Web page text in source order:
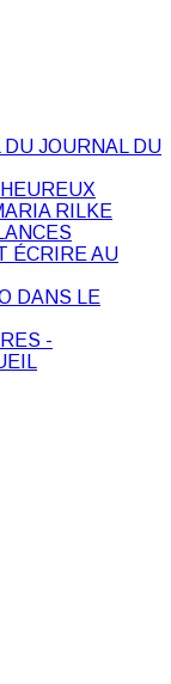
JOURNAL DU
RILKE
ÉCRIRE AU
DANS LE
-